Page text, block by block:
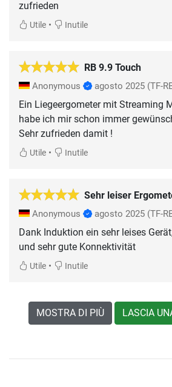
zufrieden
Utile • Inutile
RB 9.9 Touch
Anonymous agosto 2025 (TF-
Ein Liegeergometer mit Streaming
habe ich mir schon immer
Sehr zufrieden damit !
Utile • Inutile
Sehr leiser
Anonymous agosto 2025 (TF-
Dank Induktion ein sehr leises
und sehr gute Konnektivität
Utile • Inutile
MOSTRA DI PIÙ LASCIA